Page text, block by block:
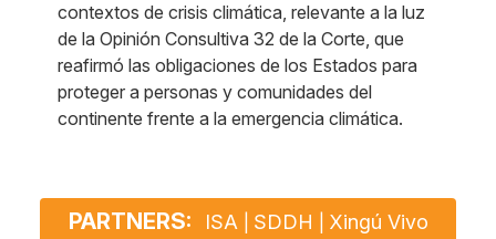
contextos de crisis climática, relevante a la luz
de la Opinión Consultiva 32 de la Corte, que
reafirmó las obligaciones de los Estados para
proteger a personas y comunidades del
continente frente a la emergencia climática.
PARTNERS: ISA SDDH Xingú Vivo